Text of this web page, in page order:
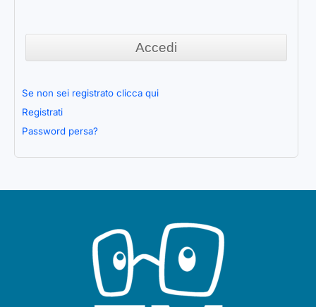
Se non sei registrato clicca qui
Registrati
Password persa?